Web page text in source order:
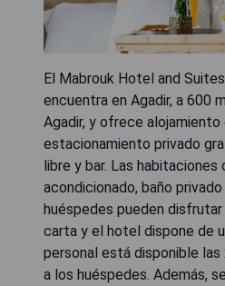
El Mabrouk Hotel and
encuentra en Agadir, a 600
Agadir, y ofrece
estacionamiento privado
libre y bar. Las habitaciones
acondicionado, baño
huéspedes pueden disfrutar
carta y el hotel dispone de
personal está disponible
a los huéspedes. Además,